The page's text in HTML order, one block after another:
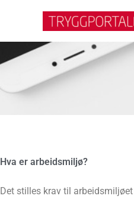
til
innholdet
Hva er arbeidsmiljø?
Hva er arbeidsmiljø?
Det stilles krav til